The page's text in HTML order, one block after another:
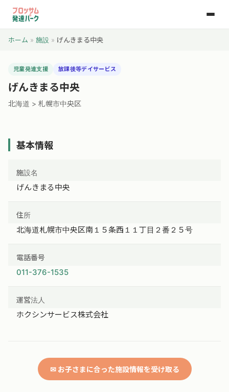
ホーム » 施設 » げんきまる中央
児童発達支援 放課後等デイサービス
げんきまる中央
北海道 > 札幌市中央区
基本情報
施設名
げんきまる中央
住所
北海道札幌市中央区南１５条西１１丁目２番２５号
電話番号
011-376-1535
運営法人
ホクシンサービス株式会社
✉ お子さまに合った施設情報を受け取る